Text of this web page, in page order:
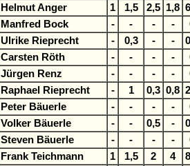
Helmut Anger 1 1,5 2,5 1,8
Manfred Bock - - - -
Ulrike Rieprecht - 0,3 - -
Carsten Röth - - - -
Jürgen Renz - - - -
Raphael Rieprecht - 1 0,3 0,8
Peter Bäuerle - - - -
Volker Bäuerle - - 0,5 -
Steven Bäuerle - - - -
Frank Teichmann 1 1,5 2 4